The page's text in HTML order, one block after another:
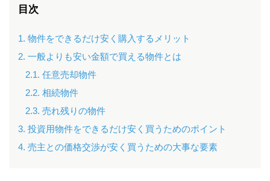
目次
1. 物件をできるだけ安く購入するメリット
2. 一般よりも安い金額で買える物件とは
2.1. 任意売却物件
2.2. 相続物件
2.3. 売れ残りの物件
3. 投資用物件をできるだけ安く買うためのポイント
4. 売主との価格交渉が安く買うための大事な要素